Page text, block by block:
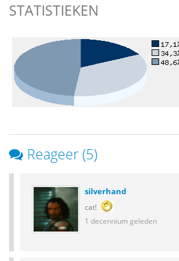
STATISTIEKEN
Reageer (5)
silverhand
cat!
1 decennium geleden